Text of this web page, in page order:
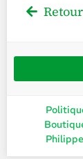
Retour